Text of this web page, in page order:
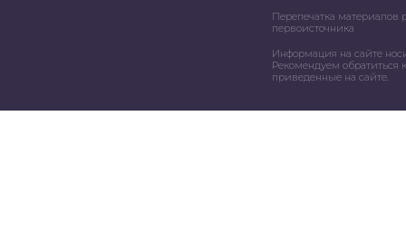
Перепечатка материалов
первоисточника
Информация на сайте
Рекомендуем обратиться
приведенные на сайте.